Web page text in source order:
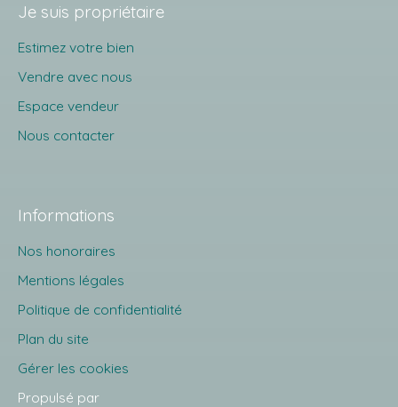
Je suis propriétaire
Estimez votre bien
Vendre avec nous
Espace vendeur
Nous contacter
Informations
Nos honoraires
Mentions légales
Politique de confidentialité
Plan du site
Gérer les cookies
Propulsé par